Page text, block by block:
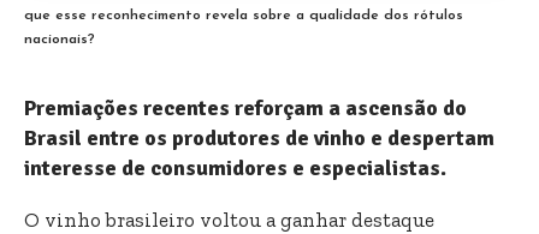
que esse reconhecimento revela sobre a qualidade dos rótulos
nacionais?
Premiações recentes reforçam a ascensão do
Brasil entre os produtores de vinho e despertam
interesse de consumidores e especialistas.
O vinho brasileiro voltou a ganhar destaque